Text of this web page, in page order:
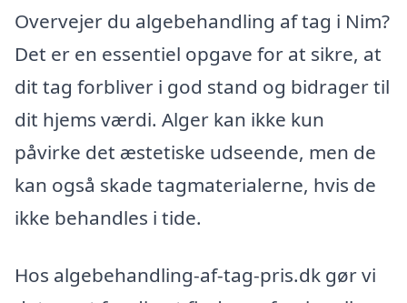
Overvejer du algebehandling af tag i Nim?
Det er en essentiel opgave for at sikre, at
dit tag forbliver i god stand og bidrager til
dit hjems værdi. Alger kan ikke kun
påvirke det æstetiske udseende, men de
kan også skade tagmaterialerne, hvis de
ikke behandles i tide.
Hos algebehandling-af-tag-pris.dk gør vi